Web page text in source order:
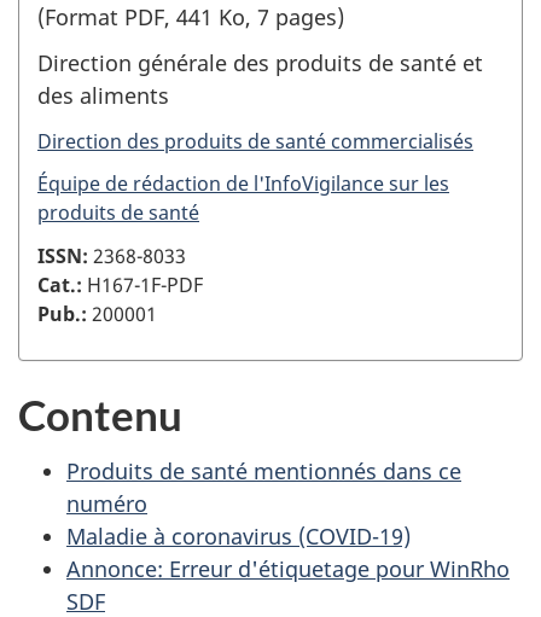
(Format PDF, 441 Ko, 7 pages)
Direction générale des produits de santé et
des aliments
Direction des produits de santé commercialisés
Équipe de rédaction de l'InfoVigilance sur les
produits de santé
ISSN: 2368-8033
Cat.: H167-1F-PDF
Pub.: 200001
Contenu
Produits de santé mentionnés dans ce
numéro
Maladie à coronavirus (COVID-19)
Annonce: Erreur d'étiquetage pour WinRho
SDF